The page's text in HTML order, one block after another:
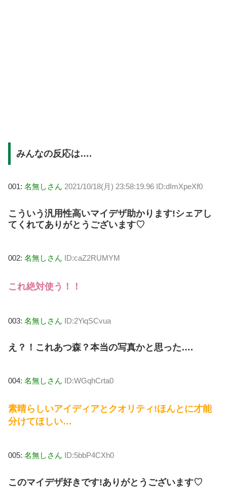
みんなの反応は….
001: 名無しさん 2021/10/18(月) 23:58:19.96 ID:dImXpeXf0
こういう汎用性高いマイデザ助かります!シェアし
てくれてありがとうございます♡
002: 名無しさん ID:caZ2RUMYM
これ絶対使う！！
003: 名無しさん ID:2YiqSCvua
え？！これあつ森？本当の写真かと思った….
004: 名無しさん ID:WGqhCrta0
素晴らしいアイディアとクオリティ!ほんとに才能
分けてほしい…
005: 名無しさん ID:5bbP4CXh0
このマイデザ好きです!ありがとうございます♡